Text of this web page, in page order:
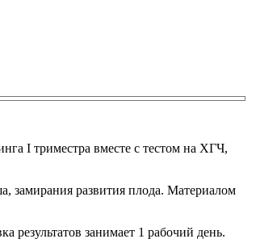
I триместра вместе с тестом на ХГЧ,
замирания развития плода. Материалом
занимает 1 рабочий день.